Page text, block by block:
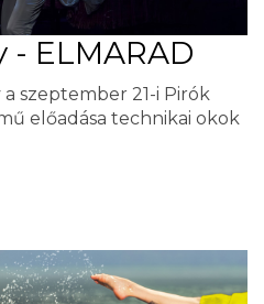
- ELMARAD
szeptember 21-i Pirók
előadása technikai okok